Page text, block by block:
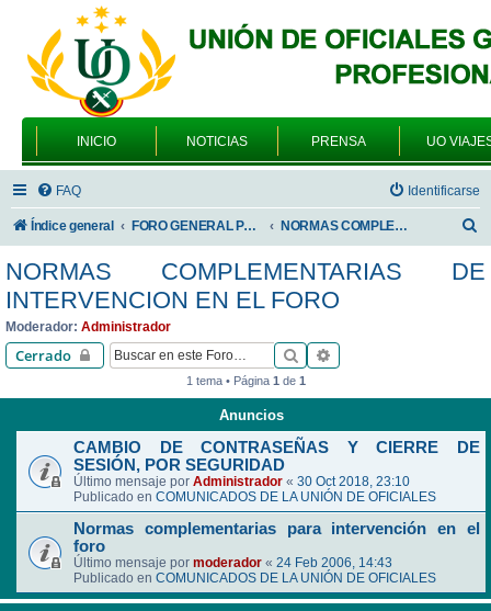
INICIO NOTICIAS PRENSA UO
FAQ Identificarse
Índice general FORO GENERAL PARA TODOS LOS USUARIOS NORMAS COMPLEMENTARIAS DE INTERVENCION EN EL FORO
s
NORMAS COMPLEMENTARIAS DE
INTERVENCION EN EL FORO
Moderador: Administrador
Cerrado Buscar
1 tema • Página 1de 1
Anuncios
CAMBIO DE CONTRASEÑAS Y CIERRE DE
SESIÓN, POR SEGURIDAD
Último mensaje por Administrador « 30 Oct 2018, 23:10
Publicado en COMUNICADOS DE LA UNIÓN DE OFICIALES
Normas complementarias para intervención en el
foro
Último mensaje por moderador « 24 Feb 2006, 14:43
Publicado en COMUNICADOS DE LA UNIÓN DE OFICIALES